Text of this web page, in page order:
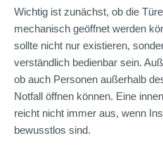
Wichtig ist zunächst, ob die
mechanisch geöffnet werden
sollte nicht nur existieren,
verständlich bedienbar sein.
ob auch Personen außerhalb
Notfall öffnen können. Eine
reicht nicht immer aus, wenn
bewusstlos sind.